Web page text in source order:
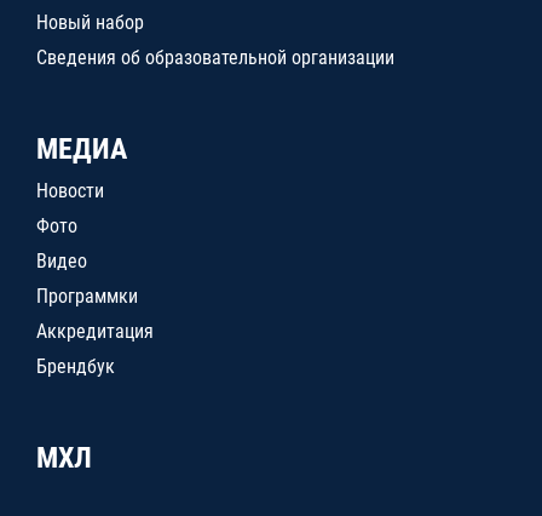
Новый набор
Сведения об образовательной организации
МЕДИА
Новости
Фото
Видео
Программки
Аккредитация
Брендбук
МХЛ